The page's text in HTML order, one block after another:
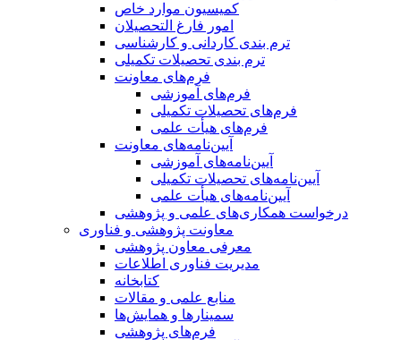
کمیسیون موارد خاص
امور فارغ التحصیلان
ترم بندی کاردانی و کارشناسی
ترم بندی تحصیلات تکمیلی
فرم‌های معاونت
فرم‌های آموزشی
فرم‌های تحصیلات تکمیلی
فرم‌های هیأت علمی
آیین‌نامه‌های معاونت
آیین‌نامه‌های آموزشی
آیین‌نامه‌های تحصیلات تکمیلی
آیین‌نامه‌های هیأت علمی
درخواست همکاری‌های علمی و پژوهشی
معاونت پژوهشی و فناوری
معرفی معاون پژوهشی
مدیریت فناوری اطلاعات
کتابخانه
منابع علمی و مقالات
سمینارها و همایش‌ها
فرم‌های پژوهشی